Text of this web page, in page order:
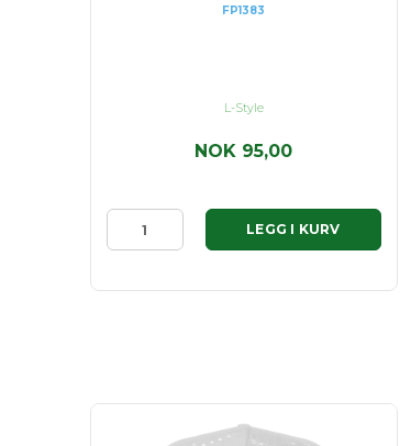
FP1383
L-Style
NOK 95,00
LEGG I KURV